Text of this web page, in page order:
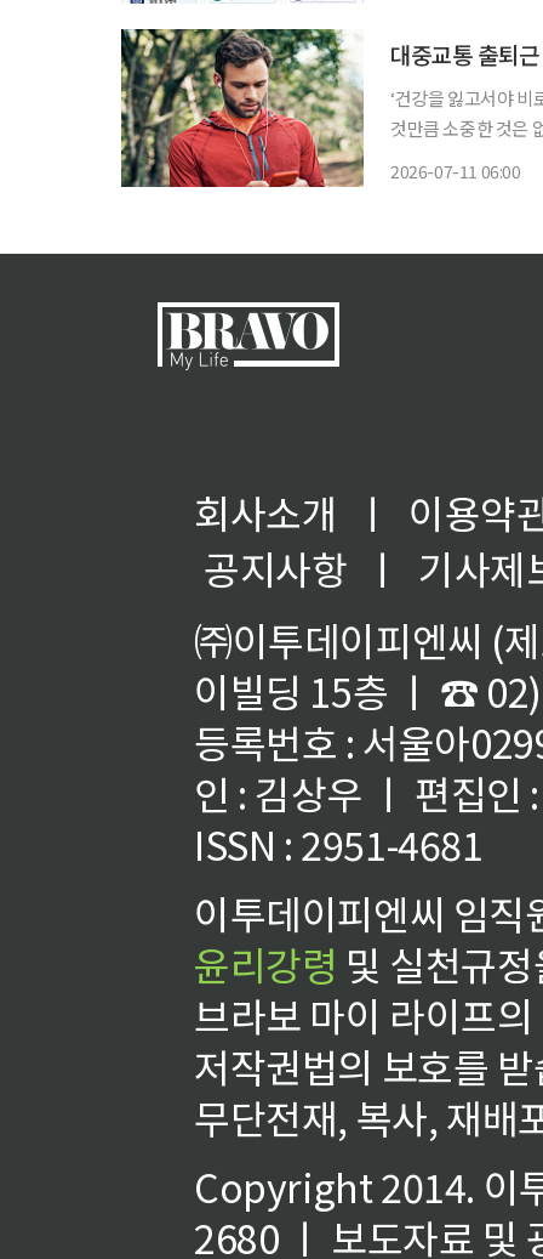
대중교통 출퇴
‘건강을 잃고서야
것만큼 소중한 것은
2026-07-11 06:00
회사소개 ㅣ
이용약
공지사항
ㅣ
기사제
㈜이투데이피엔씨 (
이빌딩 15층 ㅣ ☎
등록번호 : 서울아
인 : 김상우 ㅣ 편집인
ISSN : 2951-4681
이투데이피엔씨 임
윤리강령 및 실천규
브라보 마이 라이프
저작권법의 보호를
무단전재, 복사, 재배
Copyright 2014. 이
2680 ㅣ 보도자료